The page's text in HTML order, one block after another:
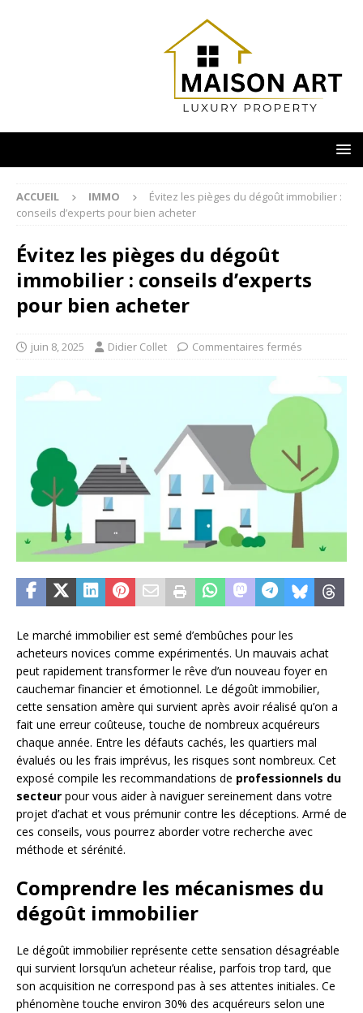
ACCUEIL IMMO
Évitez les pièges du dégoût immobilier :
conseils d’experts pour bien acheter
Évitez les pièges du dégoût
immobilier : conseils d’experts
pour bien acheter
juin 8, 2025 Didier Collet Commentaires fermés
Le marché immobilier est semé d’embûches pour les
acheteurs novices comme expérimentés. Un mauvais achat
peut rapidement transformer le rêve d’un nouveau foyer en
cauchemar financier et émotionnel. Le dégoût immobilier,
cette sensation amère qui survient après avoir réalisé qu’on a
fait une erreur coûteuse, touche de nombreux acquéreurs
chaque année. Entre les défauts cachés, les quartiers mal
évalués ou les frais imprévus, les risques sont nombreux. Cet
exposé compile les recommandations de professionnels du
secteur pour vous aider à naviguer sereinement dans votre
projet d’achat et vous prémunir contre les déceptions. Armé de
ces conseils, vous pourrez aborder votre recherche avec
méthode et sérénité.
Comprendre les mécanismes du
dégoût immobilier
Le dégoût immobilier représente cette sensation désagréable
qui survient lorsqu’un acheteur réalise, parfois trop tard, que
son acquisition ne correspond pas à ses attentes initiales. Ce
phénomène touche environ 30% des acquéreurs selon une